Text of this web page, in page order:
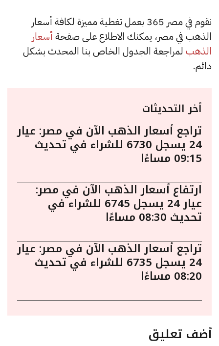
نقوم في مصر 365 بعمل تغطية مميزة لكافة أسعار
الذهب في مصر، يمكنك الاطلاع على صفحة أسعار
الذهب لمراجعة الجدول الخاص بنا المحدث بشكل
دائم.
أخر التحديثات
تراجع أسعار الذهب الآن في مصر: عيار
24 يسجل 6730 للشراء في تحديث
09:15 مساءًا
ارتفاع أسعار الذهب الآن في مصر:
عيار 24 يسجل 6745 للشراء في
تحديث 08:30 مساءًا
تراجع أسعار الذهب الآن في مصر: عيار
24 يسجل 6735 للشراء في تحديث
08:20 مساءًا
أضف تعليق